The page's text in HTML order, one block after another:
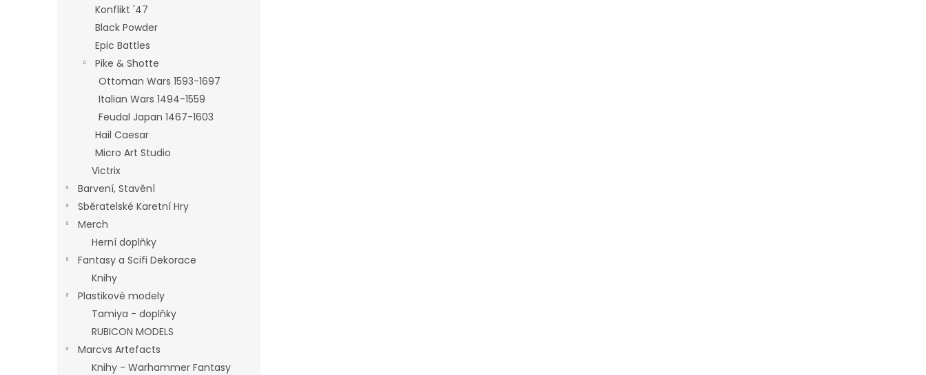
Konflikt '47
Black Powder
Epic Battles
Pike & Shotte
Ottoman Wars 1593-1697
Italian Wars 1494-1559
Feudal Japan 1467-1603
Hail Caesar
Micro Art Studio
Victrix
Barvení, Stavění
Sběratelské Karetní Hry
Merch
Herní doplňky
Fantasy a Scifi Dekorace
Knihy
Plastikové modely
Tamiya - doplňky
RUBICON MODELS
Marcvs Artefacts
Knihy - Warhammer Fantasy